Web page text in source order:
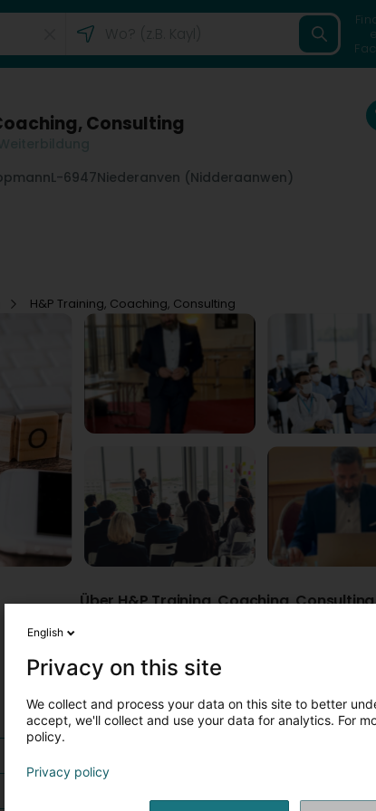
Consulting
L-6947Niederanven (Nidderaanwen)
H&P Training, Coaching, Consulting
Über H&P Training, Coaching, Consulting
H&P Training, Coaching & Consulting –
H&P Training, Coaching & Consulting ist ein
und strategische Beratung spezialisiert hat.
Kompetenzen in Kommunikation,
English
Privacy on this site
We collect and process your data on this site to better
accept, we'll collect and use your data for analytics. For
policy.
Privacy policy